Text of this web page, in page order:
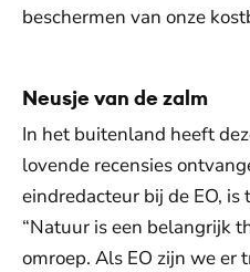
beschermen van onze
Neusje van de zalm
In het buitenland heeft
lovende recensies
eindredacteur bij de EO, is
“Natuur is een belangrijk
omroep. Als EO zijn we er